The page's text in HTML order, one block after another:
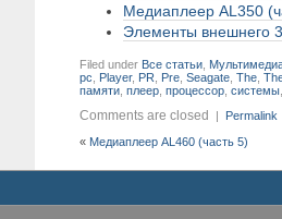
Медиаплеер AL350
Элементы внешнего
Filed under Все статьи
pc
Player, PR Pre ,Seagate ,The ,
памяти ,плеер ,процессор ,системы
Comments are closed | Permalink
« Медиаплеер AL460 (часть 5)